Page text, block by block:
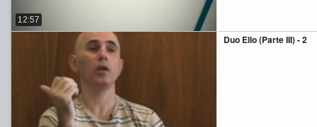
12:57
Duo Ello (Parte III) - 2